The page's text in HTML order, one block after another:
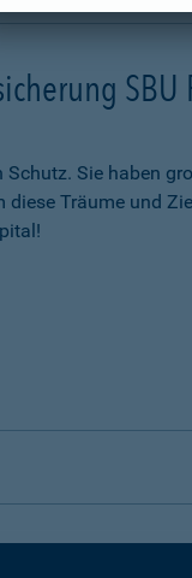
SBU
Sie haben
diese Träume und